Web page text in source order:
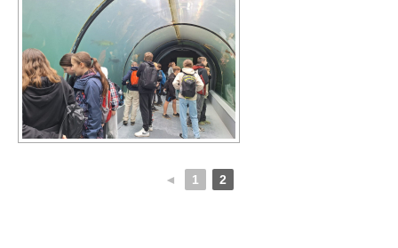
◄ 1 2